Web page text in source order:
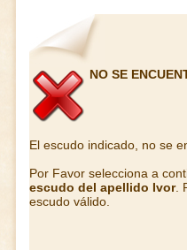
NO SE
El escudo indicado, no se
Por Favor selecciona a
escudo del apellido Ivor.
escudo válido.